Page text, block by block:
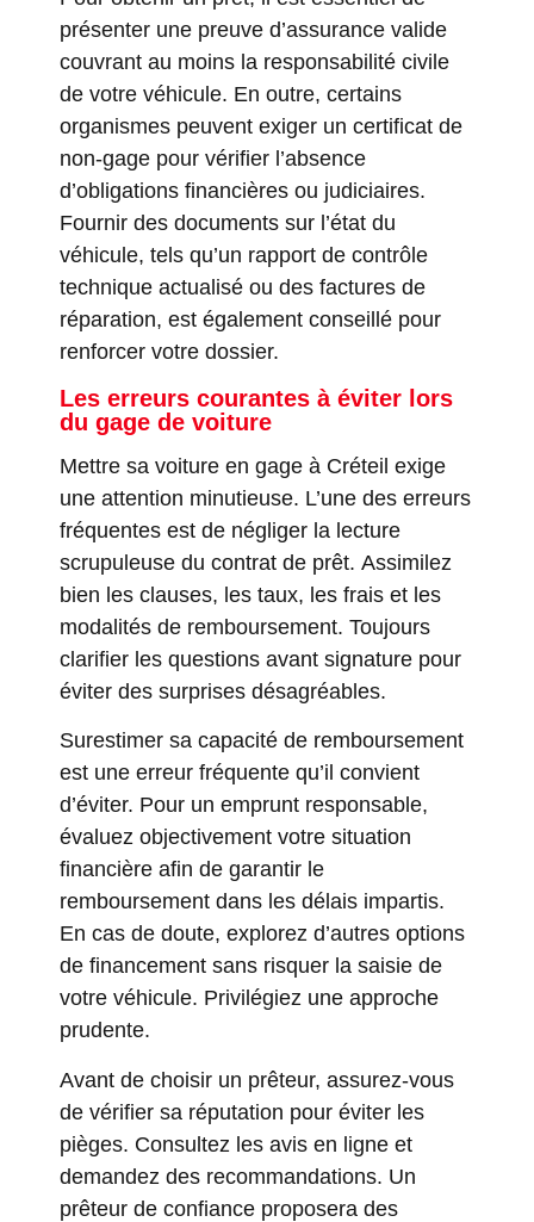
présenter une preuve d’assurance valide
couvrant au moins la responsabilité civile
de votre véhicule. En outre, certains
organismes peuvent exiger un certificat de
non-gage pour vérifier l’absence
d’obligations financières ou judiciaires.
Fournir des documents sur l’état du
véhicule, tels qu’un rapport de contrôle
technique actualisé ou des factures de
réparation, est également conseillé pour
renforcer votre dossier.
Les erreurs courantes à éviter lors
du gage de voiture
Mettre sa voiture en gage à Créteil exige
une attention minutieuse. L’une des erreurs
fréquentes est de négliger la lecture
scrupuleuse du contrat de prêt. Assimilez
bien les clauses, les taux, les frais et les
modalités de remboursement. Toujours
clarifier les questions avant signature pour
éviter des surprises désagréables.
Surestimer sa capacité de remboursement
est une erreur fréquente qu’il convient
d’éviter. Pour un emprunt responsable,
évaluez objectivement votre situation
financière afin de garantir le
remboursement dans les délais impartis.
En cas de doute, explorez d’autres options
de financement sans risquer la saisie de
votre véhicule. Privilégiez une approche
prudente.
Avant de choisir un prêteur, assurez-vous
de vérifier sa réputation pour éviter les
pièges. Consultez les avis en ligne et
demandez des recommandations. Un
prêteur de confiance proposera des